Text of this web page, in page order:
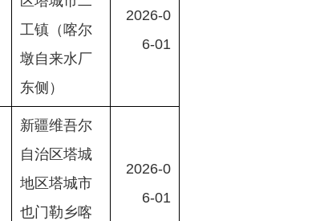
工镇（喀尔
墩自来水厂
东侧）
2026-0
6-01
新疆维吾尔
自治区塔城
地区塔城市
也门勒乡喀
2026-0
6-01